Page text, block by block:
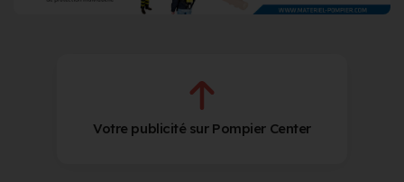
Votre publicité sur Pompier Center